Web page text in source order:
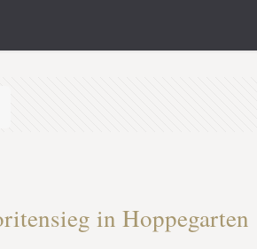
in Hoppegarten